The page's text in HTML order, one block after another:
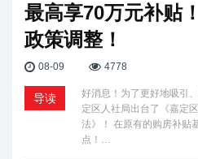
最高享70万元补贴
政策调整！
08-09 4778
导读
好消息！为了更好地吸引
定区人社局出台了《嘉定
法》！ 在原有的购房补贴
点！…